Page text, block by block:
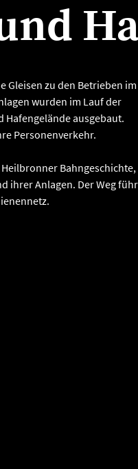
Gleisen zu den Betrieben im
wurden im Lauf der
Hafengelände ausgebaut.
Personenverkehr.
Bahngeschichte,
ihrer Anlagen. Der Weg